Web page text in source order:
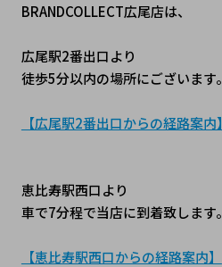
BRANDCOLLECT広尾店は、
広尾駅2番出口より
徒歩5分以内の場所にございます。
【広尾駅2番出口からの経路案内】
恵比寿駅西口より
車で7分程で当店に到着致します。
【恵比寿駅西口からの経路案内】